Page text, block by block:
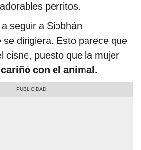
perritos.
seguir a Siobhán
se dirigiera. Esto parece que
cisne, puesto que la mujer
con el animal.